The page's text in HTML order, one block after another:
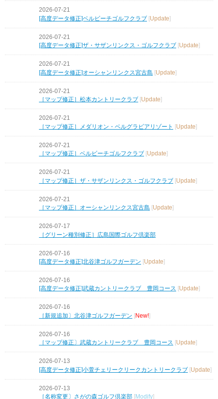
2026-07-21
[高度データ修正]ベルビーチゴルフクラブ [Update]
2026-07-21
[高度データ修正]ザ・サザンリンクス・ゴルフクラブ
Update
2026-07-21
[高度データ修正]オーシャンリンクス宮古島 [Update]
2026-07-21
［マップ修正］松本カントリークラブ
Update
2026-07-21
［マップ修正］メダリオン・ベルグラビアリゾート
[Update]
2026-07-21
［マップ修正］ベルビーチゴルフクラブ [Update]
2026-07-21
［マップ修正］ザ・サザンリンクス・ゴルフクラブ [Update]
2026-07-21
［マップ修正］オーシャンリンクス宮古島 [Update]
2026-07-17
［グリーン種別修正］広島国際ゴルフ倶楽部
2026-07-16
[高度データ修正]北谷津ゴルフガーデン [Update]
2026-07-16
[高度データ修正]武蔵カントリークラブ 豊岡コース
Update
2026-07-16
［新規追加〕北谷津ゴルフガーデン [New!]
2026-07-16
［マップ修正〕武蔵カントリークラブ 豊岡コース
Update
2026-07-13
[高度データ修正]小萱チェリークリークカントリークラブ [Update]
2026-07-13
［名称変更〕さがの森ゴルフ倶楽部
Modify